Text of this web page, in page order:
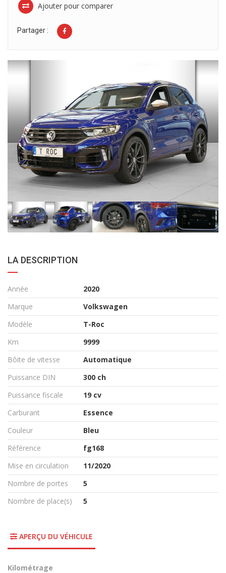
Ajouter pour comparer
Partager :
LA DESCRIPTION
Année
2020
Marque
Volkswagen
Modèle
T-Roc
Km
9999
Bôite de vitesse
Automatique
Puissance DIN
300 ch
Puissance fiscale
19 cv
Carburant
Essence
Couleur
Bleu
Référence
fg168
Mise en circulation
11/2020
Nombre de portes
5
Nombre de place(s)
5
APERÇU DU VÉHICULE
Kilométrage